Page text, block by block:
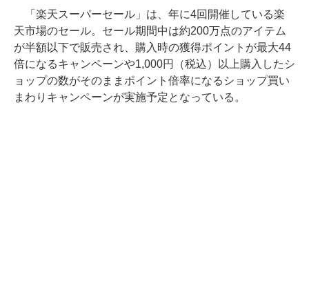
「楽天スーパーセール」は、年に4回開催している楽
天市場のセール。セール期間中は約200万点のアイテム
が半額以下で販売され、購入時の獲得ポイントが最大44
倍になるキャンペーンや1,000円（税込）以上購入したシ
ョップの数がそのままポイント倍率になるショップ買い
まわりキャンペーンが実施予定となっている。